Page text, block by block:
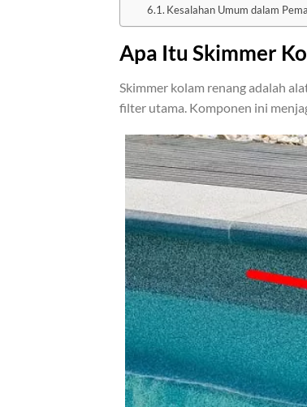
Kesalahan Umum dalam
Apa Itu Skimmer
Skimmer kolam renang adalah
filter utama. Komponen ini